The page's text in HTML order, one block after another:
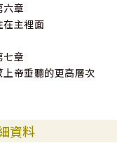
六章
在主裡面
七章
上帝垂聽的更高層次
資料